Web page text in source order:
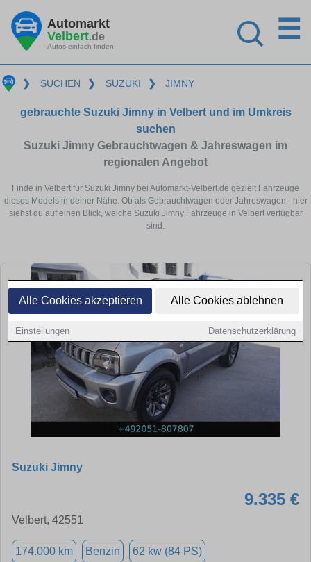
Alle Cookies akzeptieren Alle Cookies ablehnen
Einstellungen Datenschutzerklärung
Automarkt
Velbert.de
Autos einfach finden
☰
❯ SUCHEN ❯ SUZUKI ❯ JIMNY
gebrauchte Suzuki Jimny in Velbert und im Umkreis
suchen
Suzuki Jimny Gebrauchtwagen & Jahreswagen im
regionalen Angebot
Finde in Velbert für Suzuki Jimny bei Automarkt-Velbert.de gezielt Fahrzeuge
dieses Models in deiner Nähe. Ob als Gebrauchtwagen oder Jahreswagen - hier
siehst du auf einen Blick, welche Suzuki Jimny Fahrzeuge in Velbert verfügbar
sind.
Suzuki Jimny
9.335 €
Velbert, 42551
174.000 km Benzin 62 kw (84 PS)